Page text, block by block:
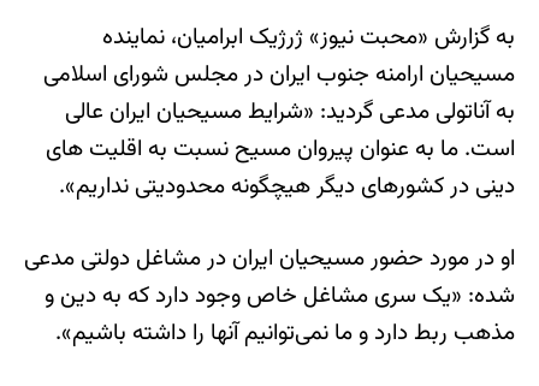
به گزارش «محبت نیوز» ژرژیک ابرامیان، نماینده
مسیحیان ارامنه جنوب ایران در مجلس شورای اسلامی
به آناتولی مدعی گردید: «شرایط مسیحیان ایران عالی
است. ما به عنوان پیروان مسیح نسبت به اقلیت های
دینی در کشورهای دیگر هیچگونه محدودیتی نداریم».
او در مورد حضور مسیحیان ایران در مشاغل دولتی مدعی
شده: «یک سری مشاغل خاص وجود دارد که به دین و
مذهب ربط دارد و ما نمی‌توانیم آنها را داشته باشیم».